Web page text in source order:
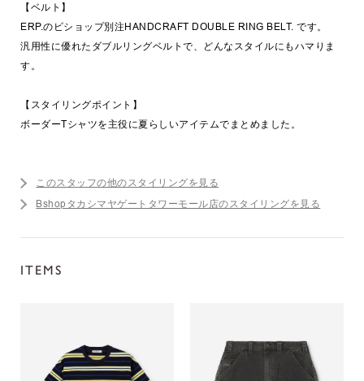
【ベルト】
ERP.のビショップ別注HANDCRAFT DOUBLE RING BELT. です。
汎用性に優れたダブルリングベルトで、どんなスタイルにもハマりま
す。
【スタイリングポイント】
ボーダーTシャツを主役に夏らしいアイテムでまとめました。
このスタッフの他のスタイリングを見る
Bshopタカシマヤゲートタワーモール店のスタイリングを見る
ITEMS